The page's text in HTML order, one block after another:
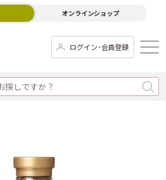
オンラインショップ
ログイン･会員登録